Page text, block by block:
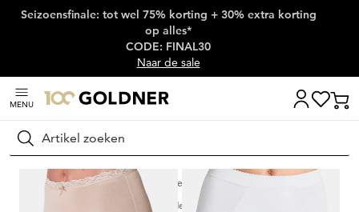
Skip naar hoofdinhoud
Seizoensfinale: tot wel 75% korting + 30% extra korting
op alles*
CODE: FINAL30
Naar de sale
MENU
Zoeken
Thuis
Lingerie & badmode
Lingerie & nachtmode als sets & multipack